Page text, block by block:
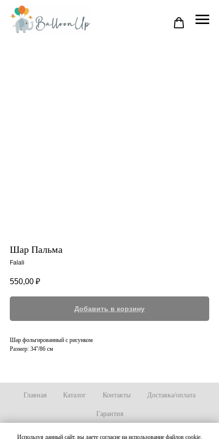
Шар Пальма
Falali
550,00 ₽
Добавить в корзину
Шар фольгированный с рисунком
Размер: 34''/86 см
Главная Каталог Контакты Доставка/оплата
Гарантия
Используя данный сайт, вы даете согласие на использование файлов cookie,